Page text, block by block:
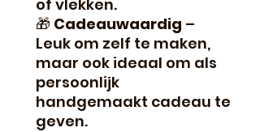
of vlekken.
🎁 Cadeauwaardig –
Leuk om zelf te maken,
maar ook ideaal om als
persoonlijk
handgemaakt cadeau te
geven.